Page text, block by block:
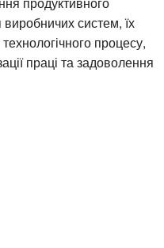
систем, їх
процесу,
праці та задоволення